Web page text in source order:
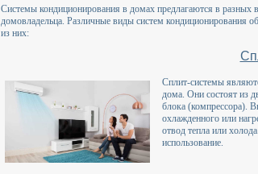
Системы кондиционирования в домах предлагаются в разных
домовладельца. Различные виды систем кондиционирования
из них:
Сплит-системы
дома. Они состоят из
блока (компрессора).
охлажденного или
отвод тепла или
использование.